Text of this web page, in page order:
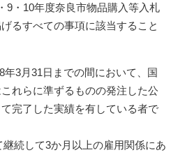
9・10年度奈良市物品購入等入札
るすべての事項に該当すること
年3月31日までの間において、国
れらに準ずるものの発注した公
完了した実績を有している者で
続して3か月以上の雇用関係にあ